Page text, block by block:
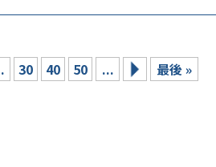
30 40 50 ... 最後 »